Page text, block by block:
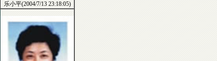
乐小平(2004/7/13 23:18:05)